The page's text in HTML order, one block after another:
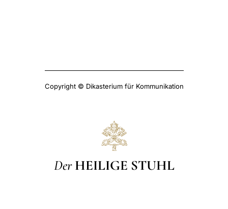
Copyright © Dikasterium für Kommunikation
Der HEILIGE STUHL